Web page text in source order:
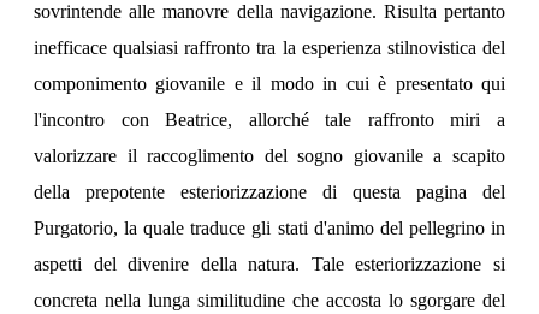
sovrintende alle manovre della navigazione. Risulta pertanto
inefficace qualsiasi raffronto tra la esperienza stilnovistica del
componimento giovanile e il modo in cui è presentato qui
l'incontro con Beatrice, allorché tale raffronto miri a
valorizzare il raccoglimento del sogno giovanile a scapito
della prepotente esteriorizzazione di questa pagina del
Purgatorio, la quale traduce gli stati d'animo del pellegrino in
aspetti del divenire della natura. Tale esteriorizzazione si
concreta nella lunga similitudine che accosta lo sgorgare del